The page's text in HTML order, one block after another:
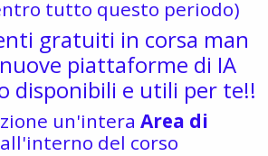
tutto questo periodo)
gratuiti in corsa man
piattaforme di IA
disponibili e utili per te!!
un'intera Area di
all'interno del corso